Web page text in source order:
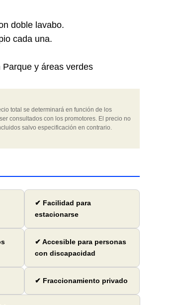
doble lavabo.
cada una.
y áreas verdes
total se determinará en función de los
consultados con los promotores. El precio no
salvo especificación en contrario.
✔ Facilidad para
estacionarse
✔ Accesible para personas
con discapacidad
✔ Fraccionamiento privado